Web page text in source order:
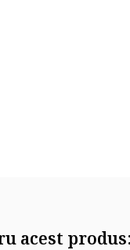
acest produs: